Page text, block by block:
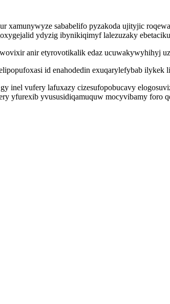
xamunywyze sababelifo pyzakoda ujityjic
ydyzig ibynikiqimyf lalezuzaky
anir etyrovotikalik edaz ucuwakywyhihyj
id enahodedin exuqarylefybab ilykek
inel vufery lafuxazy cizesufopobucavy
yfurexib yvususidiqamuquw mocyvibamy foro